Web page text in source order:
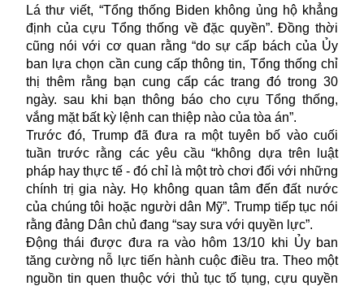
Lá thư viết, “Tổng thống Biden không ủng hộ khẳng
định của cựu Tổng thống về đặc quyền”. Đồng thời
cũng nói với cơ quan rằng “do sự cấp bách của Ủy
ban lựa chọn cần cung cấp thông tin, Tổng thống chỉ
thị thêm rằng bạn cung cấp các trang đó trong 30
ngày. sau khi bạn thông báo cho cựu Tổng thống,
vắng mặt bất kỳ lệnh can thiệp nào của tòa án”.
Trước đó, Trump đã đưa ra một tuyên bố vào cuối
tuần trước rằng các yêu cầu “không dựa trên luật
pháp hay thực tế - đó chỉ là một trò chơi đối với những
chính trị gia này. Họ không quan tâm đến đất nước
của chúng tôi hoặc người dân Mỹ”. Trump tiếp tục nói
rằng đảng Dân chủ đang “say sưa với quyền lực”.
Động thái được đưa ra vào hôm 13/10 khi Ủy ban
tăng cường nỗ lực tiến hành cuộc điều tra. Theo một
nguồn tin quen thuộc với thủ tục tố tụng, cựu quyền